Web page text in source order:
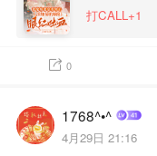
打CALL+1
0
1768^•^
4月29日 21:16